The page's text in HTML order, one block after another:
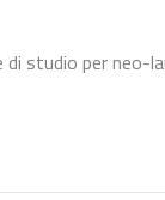
di studio per neo-